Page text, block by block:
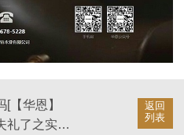
返回
列表
【华恩】
送这些礼物实在太失礼了之实木衣架送人好不好【华恩】